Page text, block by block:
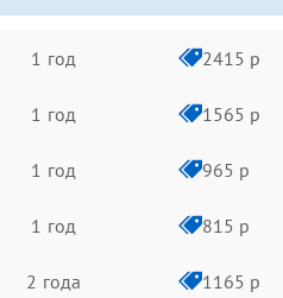
1 год 2415 р
1 год 1565 р
1 год 965 р
1 год 815 р
2 года 1165 р